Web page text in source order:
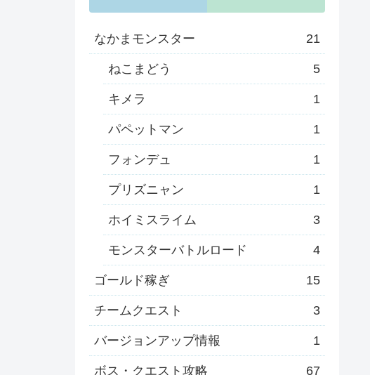
なかまモンスター 21
ねこまどう 5
キメラ 1
パペットマン 1
フォンデュ 1
プリズニャン 1
ホイミスライム 3
モンスターバトルロード 4
ゴールド稼ぎ 15
チームクエスト 3
バージョンアップ情報 1
ボス・クエスト攻略 67